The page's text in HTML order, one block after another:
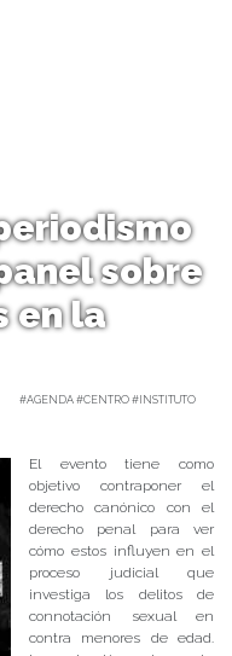
sobre
en la
#AGENDA #CENTRO #INSTITUTO
El evento tiene como
objetivo contraponer el
derecho canónico con el
derecho penal para ver
cómo estos influyen en el
proceso judicial que
investiga los delitos de
connotación sexual en
contra menores de edad.